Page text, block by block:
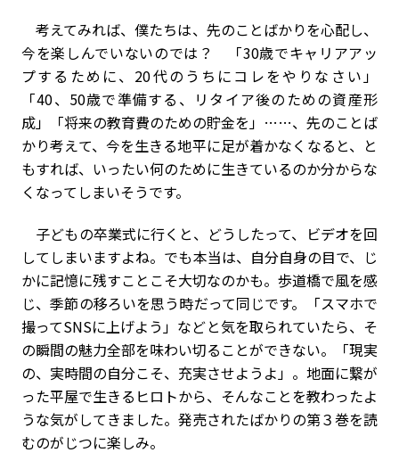
考えてみれば、僕たちは、先のことばかりを心配し、
今を楽しんでいないのでは？ 「30歳でキャリアアッ
プするために、20代のうちにコレをやりなさい」
「40、50歳で準備する、リタイア後のための資産形
成」「将来の教育費のための貯金を」……、先のことば
かり考えて、今を生きる地平に足が着かなくなると、と
もすれば、いったい何のために生きているのか分からな
くなってしまいそうです。
子どもの卒業式に行くと、どうしたって、ビデオを回
してしまいますよね。でも本当は、自分自身の目で、じ
かに記憶に残すことこそ大切なのかも。歩道橋で風を感
じ、季節の移ろいを思う時だって同じです。「スマホで
撮ってSNSに上げよう」などと気を取られていたら、そ
の瞬間の魅力全部を味わい切ることができない。「現実
の、実時間の自分こそ、充実させようよ」。地面に繋が
った平屋で生きるヒロトから、そんなことを教わったよ
うな気がしてきました。発売されたばかりの第３巻を読
むのがじつに楽しみ。